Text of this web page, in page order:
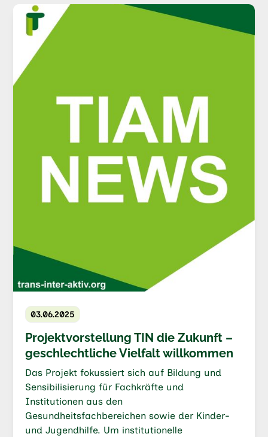
03.06.2025
Projektvorstellung TIN die Zukunft –
geschlechtliche Vielfalt willkommen
Das Projekt fokussiert sich auf Bildung und
Sensibilisierung für Fachkräfte und
Institutionen aus den
Gesundheitsfachbereichen sowie der Kinder-
und Jugendhilfe. Um institutionelle